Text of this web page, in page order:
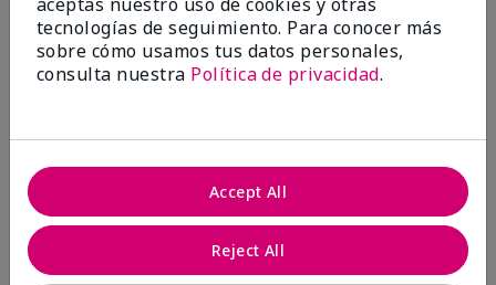
4 estrellas
7
3 estrellas
1 estrella
3
Tono De Piel
Filtrar
reseñas
por
tecnologías de seguimiento. Para conocer más
sobre cómo usamos tus datos personales,
consulta nuestra Política de privacidad.
Reject All
Accept All